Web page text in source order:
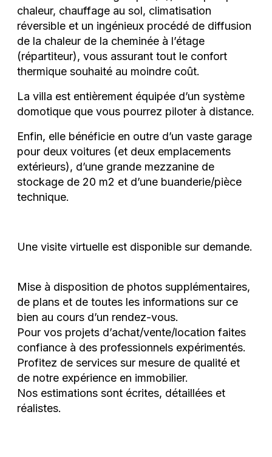
chaleur, chauffage au sol, climatisation
réversible et un ingénieux procédé de diffusion
de la chaleur de la cheminée à l’étage
(répartiteur), vous assurant tout le confort
thermique souhaité au moindre coût.
La villa est entièrement équipée d’un système
domotique que vous pourrez piloter à distance.
Enfin, elle bénéficie en outre d’un vaste garage
pour deux voitures (et deux emplacements
extérieurs), d’une grande mezzanine de
stockage de 20 m2 et d’une buanderie/pièce
technique.
Une visite virtuelle est disponible sur demande.
Mise à disposition de photos supplémentaires,
de plans et de toutes les informations sur ce
bien au cours d’un rendez-vous.
Pour vos projets d’achat/vente/location faites
confiance à des professionnels expérimentés.
Profitez de services sur mesure de qualité et
de notre expérience en immobilier.
Nos estimations sont écrites, détaillées et
réalistes.